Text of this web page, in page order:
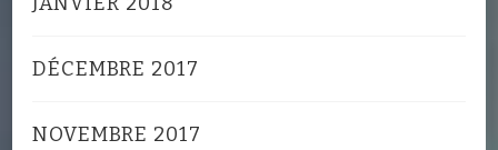
DÉCEMBRE 2017
NOVEMBRE 2017